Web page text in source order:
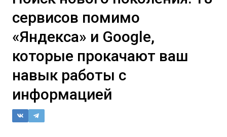
сервисов помимо
«Яндекса» и Google,
которые прокачают ваш
навык работы с
информацией